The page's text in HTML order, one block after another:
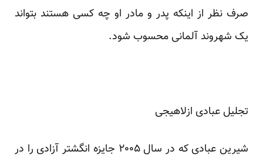
صرف نظر از اینکه پدر و مادر او چه کسی هستند بتواند
یک شهروند آلمانی محسوب شود.
تجلیل عبادی ازلاهیجی
شیرین عبادی که در سال ۲۰۰۵ جایزه انگشتر آزادی را در